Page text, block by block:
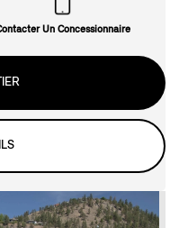
Un Concessionnaire